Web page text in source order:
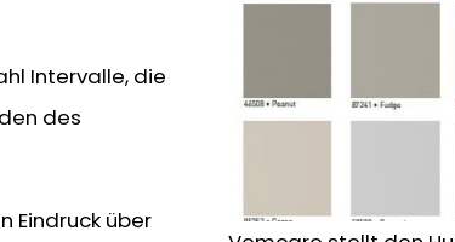
Intervalle, die
des
Eindruck über